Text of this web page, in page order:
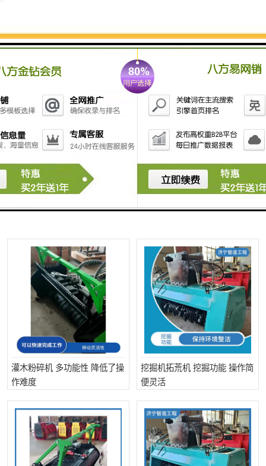
智造大观 高耐用性 保持环境整
微耕机 多功能性 提高工作效率
挖掘机微耕机 操作简便 操作简
挖掘机微耕机 多功能操作 清理
灌木粉碎机 多功能性 降低了操
作难度
挖掘机拓荒机 挖掘功能 操作简
便灵活